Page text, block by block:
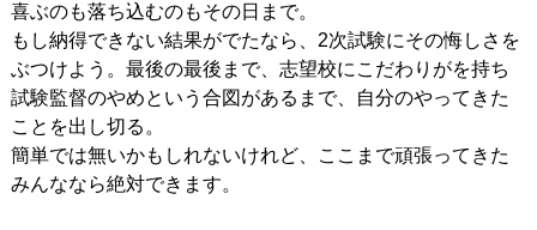
喜ぶのも落ち込むのもその日まで。
もし納得できない結果がでたなら、2次試験にその悔しさを
ぶつけよう。最後の最後まで、志望校にこだわりがを持ち
試験監督のやめという合図があるまで、自分のやってきた
ことを出し切る。
簡単では無いかもしれないけれど、ここまで頑張ってきた
みんななら絶対できます。